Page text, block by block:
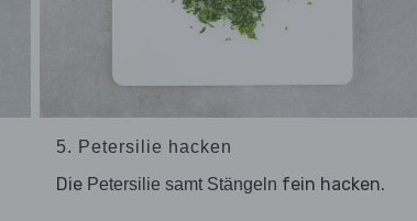
5. Petersilie hacken
Die Petersilie samt Stängeln fein hacken.